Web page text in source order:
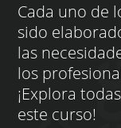
Cada uno de
sido
las
los
¡Explora
este curso!